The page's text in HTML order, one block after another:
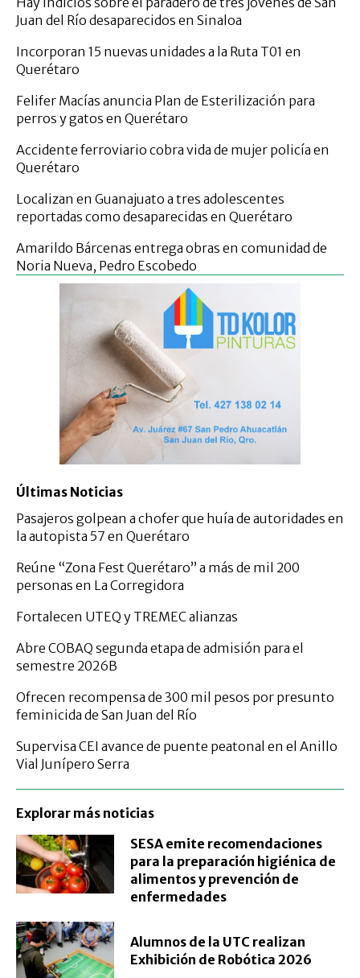
Juan del Río desaparecidos en Sinaloa
Incorporan 15 nuevas unidades a la Ruta T01 en
Querétaro
Felifer Macías anuncia Plan de Esterilización para
perros y gatos en Querétaro
Accidente ferroviario cobra vida de mujer policía en
Querétaro
Localizan en Guanajuato a tres adolescentes
reportadas como desaparecidas en Querétaro
Amarildo Bárcenas entrega obras en comunidad de
Noria Nueva, Pedro Escobedo
Últimas Noticias
Pasajeros golpean a chofer que huía de autoridades en
la autopista 57 en Querétaro
Reúne “Zona Fest Querétaro” a más de mil 200
personas en La Corregidora
Fortalecen UTEQ y TREMEC alianzas
Abre COBAQ segunda etapa de admisión para el
semestre 2026B
Ofrecen recompensa de 300 mil pesos por presunto
feminicida de San Juan del Río
Supervisa CEI avance de puente peatonal en el Anillo
Vial Junípero Serra
Explorar más noticias
SESA emite recomendaciones
para la preparación higiénica de
alimentos y prevención de
enfermedades
Alumnos de la UTC realizan
Exhibición de Robótica 2026